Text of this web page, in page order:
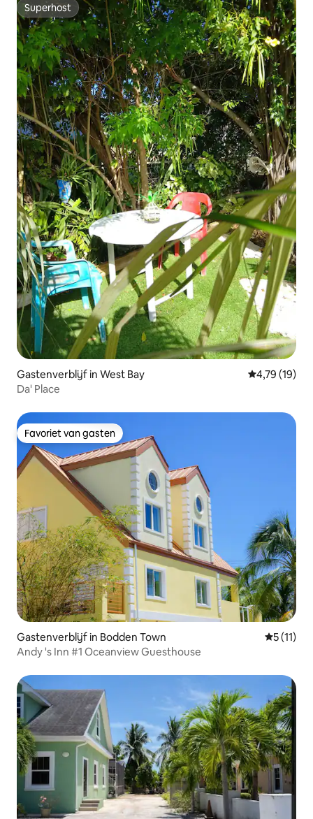
Superhost
Superhost
Gastenverblijf in West Bay Gemiddelde
4,79 (19)
Da' Place
Favoriet van gasten
Favoriet van gasten
Gastenverblijf in Bodden Town
5 (11)
Andy 's Inn #1 Oceanview Guesthouse